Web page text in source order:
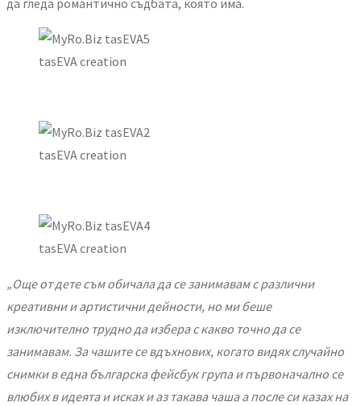
tasEVA creation
tasEVA creation
tasEVA creation
„Още от дете съм обичала да се занимавам с различни
креативни и артистични дейности, но ми беше
изключително трудно да избера с какво точно да се
занимавам. За чашите се вдъхнових, когато видях случайно
снимки в една българска фейсбук група и първоначално се
влюбих в идеята и исках и аз такава чаша а после си казах на